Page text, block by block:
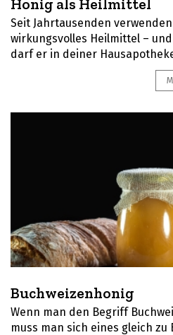
Honig als Heilmittel
Seit Jahrtausenden
wirkungsvolles Heilmittel –
darf er in deiner
Buchweizenhonig
Wenn man den Begriff
muss man sich eines gleich zu